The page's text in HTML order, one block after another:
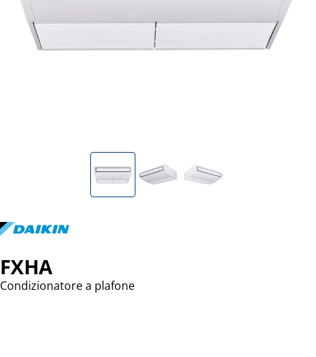
FXHA
Condizionatore a plafone